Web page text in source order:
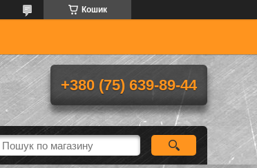
Кошик
+380 (75) 639-89-44